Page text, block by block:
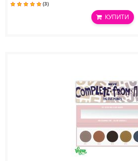
(3)
КУПИТИ